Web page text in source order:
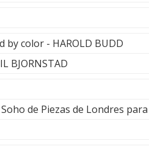
by color - HAROLD BUDD
BJORNSTAD
de Piezas de Londres